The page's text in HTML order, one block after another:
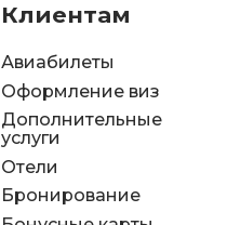
Клиентам
Авиабилеты
Оформление виз
Дополнительные
услуги
Отели
Бронирование